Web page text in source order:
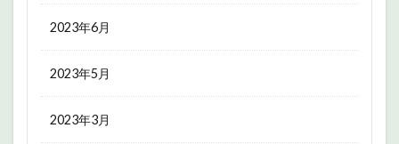
2023年6月
2023年5月
2023年3月